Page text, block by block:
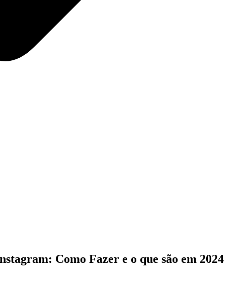
Como Fazer e o que são em 2024